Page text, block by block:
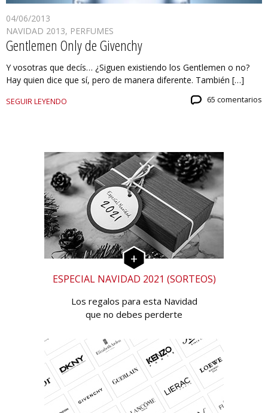
04/06/2013
NAVIDAD 2013, PERFUMES
Gentlemen Only de Givenchy
Y vosotras que decís… ¿Siguen existiendo los Gentlemen o no?
Hay quien dice que sí, pero de manera diferente. También […]
SEGUIR LEYENDO 65 comentarios
ESPECIAL NAVIDAD 2021 (SORTEOS)
Los regalos para esta Navidad
que no debes perderte